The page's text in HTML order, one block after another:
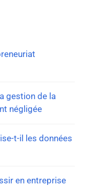
gestion de la
négligée
t-il les données
en entreprise